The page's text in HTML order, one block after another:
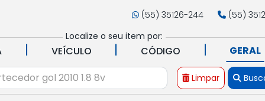
(55) 35126-244 (55)
Localize o seu item por:
| VEÍCULO | CÓDIGO | GERAL
Limpar